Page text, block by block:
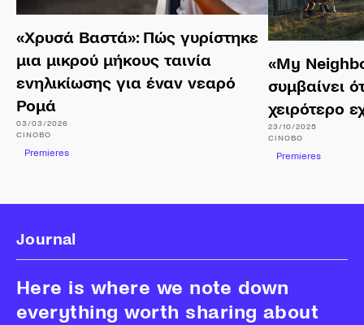
«Χρυσά Βαστά»: Πώς γυρίστηκε
μια μικρού μήκους ταινία
ενηλικίωσης για έναν νεαρό
Ρομά
03/03/2026
CINOBO
Premieres
«My
συμβαίνει
χειρότερο
23/10/2025
CINOBO
Premieres
Journal
Here is where we note down
everything worth sharing about